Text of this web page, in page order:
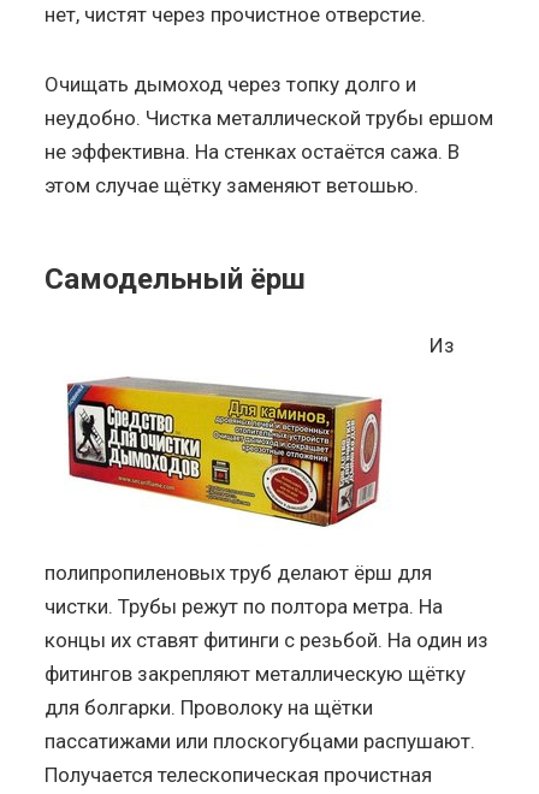
нет, чистят через прочистное отверстие.
Очищать дымоход через топку долго и
неудобно. Чистка металлической трубы ершом
не эффективна. На стенках остаётся сажа. В
этом случае щётку заменяют ветошью.
Самодельный ёрш
Из
полипропиленовых труб делают ёрш для
чистки. Трубы режут по полтора метра. На
концы их ставят фитинги с резьбой. На один из
фитингов закрепляют металлическую щётку
для болгарки. Проволоку на щётки
пассатижами или плоскогубцами распушают.
Получается телескопическая прочистная